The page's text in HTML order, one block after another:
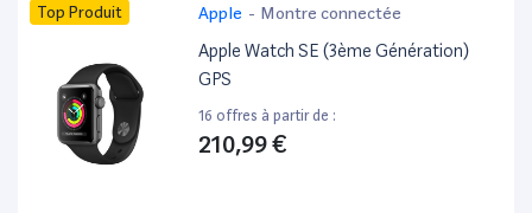
Top Produit Apple - Montre connectée
Apple Watch SE (3ème Génération)
GPS
16 offres à partir de :
210,99 €